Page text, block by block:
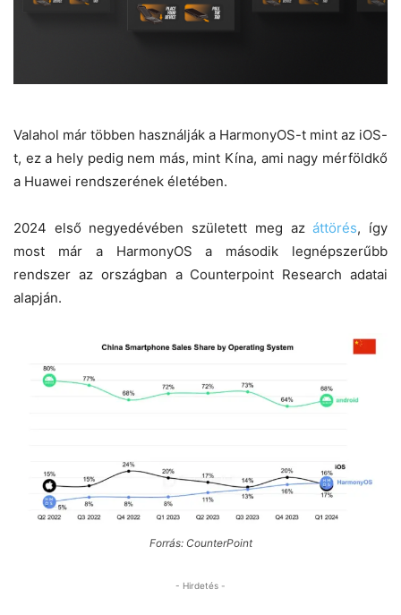
Valahol már többen használják a HarmonyOS-t mint az iOS-
t, ez a hely pedig nem más, mint Kína, ami nagy mérföldkő
a Huawei rendszerének életében.
2024 első negyedévében született meg azáttörés, így
most már a HarmonyOS a második legnépszerűbb
rendszer az országban a Counterpoint Research adatai
alapján.
Forrás: CounterPoint
- Hirdetés -